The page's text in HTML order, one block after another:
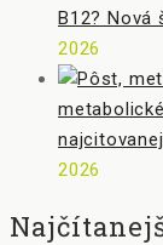
B12? Nová
2026
2026